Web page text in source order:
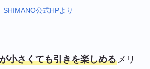
SHIMANO公式HPより
小さくても引きを楽しめるメリ